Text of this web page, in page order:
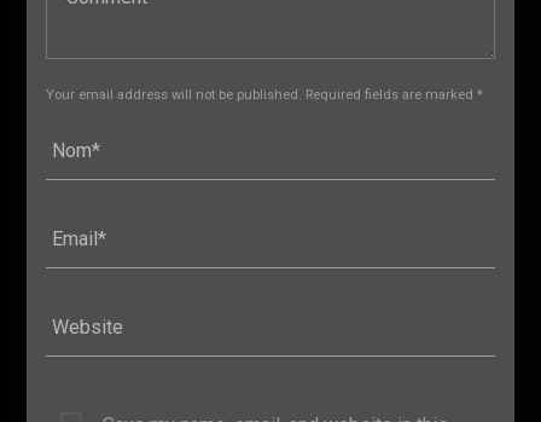
Your email address will not be published. Required fields are marked *